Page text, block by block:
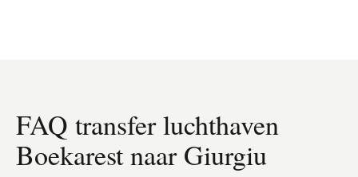
FAQ transfer luchthaven
Boekarest naar Giurgiu